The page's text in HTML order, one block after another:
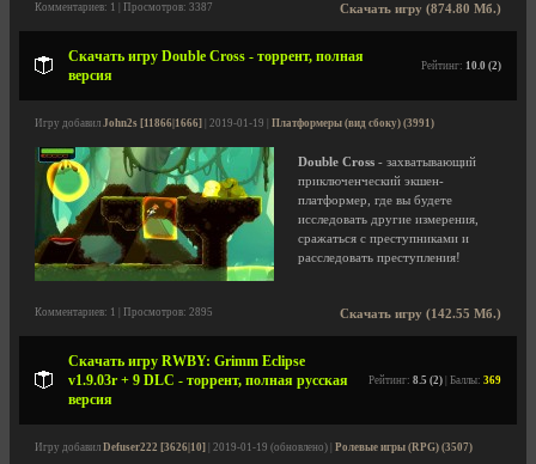
Скачать игру (874.80 Мб.)
Комментариев: 1 | Просмотров: 3387
Скачать игру Double Cross - торрент, полная
версия
Рейтинг: 10.0 (2)
Игру добавил John2s [11866|1666] | 2019-01-19 | Платформеры (вид сбоку) (3991)
Double Cross - захватывающий
приключенческий экшен-
платформер, где вы будете
исследовать другие измерения,
сражаться с преступниками и
расследовать преступления!
Скачать игру (142.55 Мб.)
Комментариев: 1 | Просмотров: 2895
Скачать игру RWBY: Grimm Eclipse
v1.9.03r + 9 DLC - торрент, полная русская
версия
Рейтинг: 8.5 (2) | Баллы: 369
Игру добавил Defuser222 [3626|10] | 2019-01-19 (обновлено) | Ролевые игры (RPG) (3507)